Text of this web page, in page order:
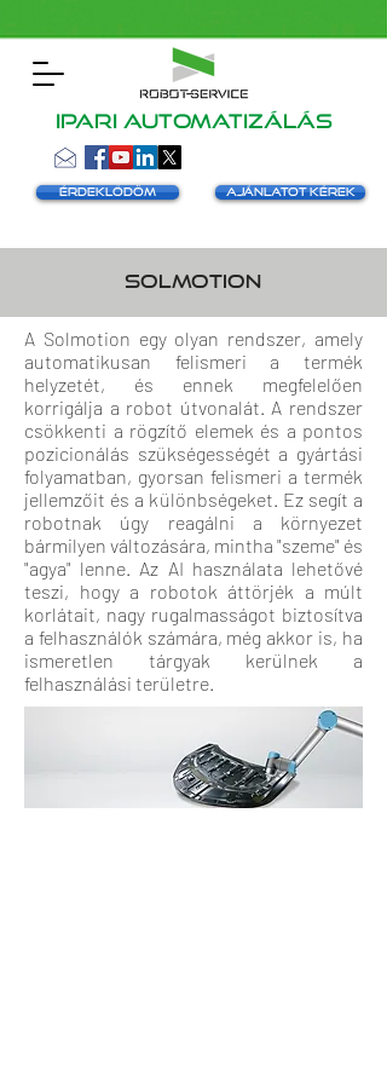
Ipari automatizálás
Érdeklődöm Ajánlatot kérek
Solmotion
A Solmotion egy olyan rendszer, amely
automatikusan felismeri a termék
helyzetét, és ennek megfelelően
korrigálja a robot útvonalát. A rendszer
csökkenti a rögzítő elemek és a pontos
pozicionálás szükségességét a gyártási
folyamatban, gyorsan felismeri a termék
jellemzőit és a különbségeket. Ez segít a
robotnak úgy reagálni a környezet
bármilyen változására, mintha "szeme" és
"agya" lenne. Az AI használata lehetővé
teszi, hogy a robotok áttörjék a múlt
korlátait, nagy rugalmasságot biztosítva
a felhasználók számára, még akkor is, ha
ismeretlen tárgyak kerülnek a
felhasználási területre.